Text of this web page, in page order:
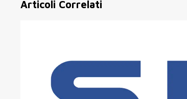
Articoli Correlati